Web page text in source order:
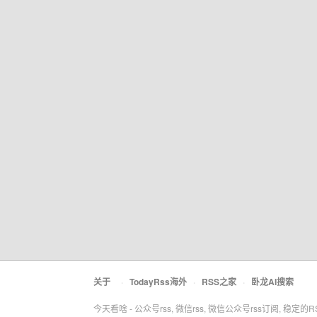
关于 · TodayRss海外 · RSS之家 · 卧龙AI搜索
今天看啥 - 公众号rss, 微信rss, 微信公众号rss订阅, 稳定的